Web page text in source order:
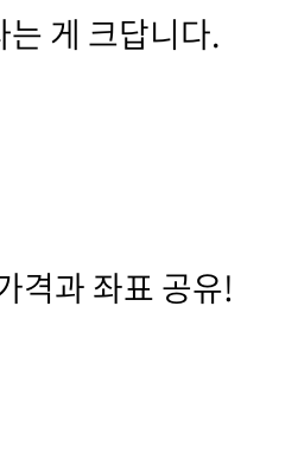
는 게 크답니다.
격과 좌표 공유!